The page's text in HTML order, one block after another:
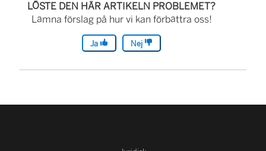
)
ö
p
p
n
s
LÖSTE DEN HÄR ARTIKELN PROBLEMET?
Lämna förslag på hur vi kan förbättra oss!
Ja Nej